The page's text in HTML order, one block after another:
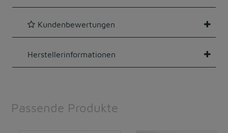
Kundenbewertungen
Herstellerinformationen
Passende Produkte